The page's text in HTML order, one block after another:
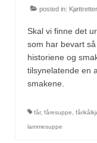
Olivenolje,
Krydder,
Bouquet
posted in: Kjøttretter
Skal vi finne det
som har bevart
historiene og
tilsynelatende en
smakene.
får, fåresuppe
lammesuppe